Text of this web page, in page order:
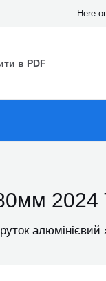
Here
в PDF
2024
алюмінієвий